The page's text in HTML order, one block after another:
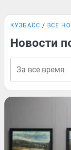
КУЗБАСС ВСЕ
Новости